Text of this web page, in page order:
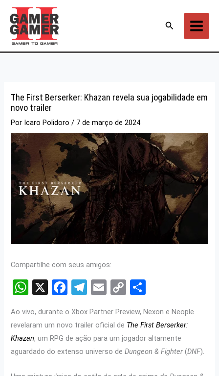
para
conteúdo
Pesquisar
The First Berserker: Khazan revela sua jogabilidade em
novo trailer
Por Icaro Polidoro/ 7 de março de 2024
Compartilhe com seus amigos:
W
at
s
A
X
F
ce
b
o
T
e
gr
a
E
ail
C
py
Li
n
ar
e
Ao vivo, durante o Xbox Partner Preview, Nexon e Neople
revelaram um novo trailer oficial de The First Berserker:
Khazan, um RPG de ação para um jogador altamente
aguardado do extenso universo deDungeon & Fighter (DNF).